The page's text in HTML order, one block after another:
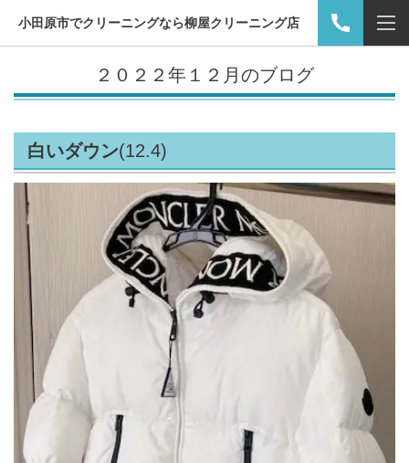
小田原市でクリーニングなら柳屋クリーニング店
２０２２年１２月のブログ
白いダウン(12.4)